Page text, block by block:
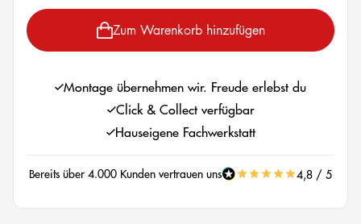
Zum Warenkorb hinzufügen
Montage übernehmen wir. Freude erlebst du
Click & Collect verfügbar
Hauseigene Fachwerkstatt
Bereits über 4.000 Kunden vertrauen uns 4,8 / 5